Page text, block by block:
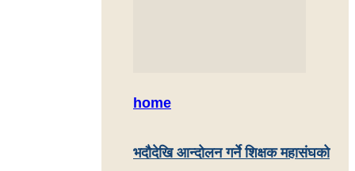
home
भदौदेखि आन्दोलन गर्ने शिक्षक महासंघको